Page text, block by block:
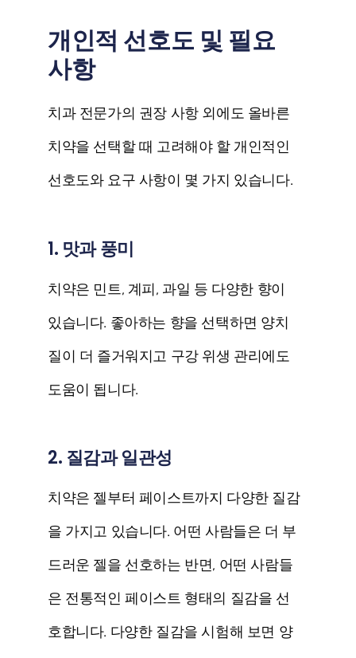
개인적 선호도 및 필요
사항
치과 전문가의 권장 사항 외에도 올바른
치약을 선택할 때 고려해야 할 개인적인
선호도와 요구 사항이 몇 가지 있습니다.
1. 맛과 풍미
치약은 민트, 계피, 과일 등 다양한 향이
있습니다. 좋아하는 향을 선택하면 양치
질이 더 즐거워지고 구강 위생 관리에도
도움이 됩니다.
2. 질감과 일관성
치약은 젤부터 페이스트까지 다양한 질감
을 가지고 있습니다. 어떤 사람들은 더 부
드러운 젤을 선호하는 반면, 어떤 사람들
은 전통적인 페이스트 형태의 질감을 선
호합니다. 다양한 질감을 시험해 보면 양